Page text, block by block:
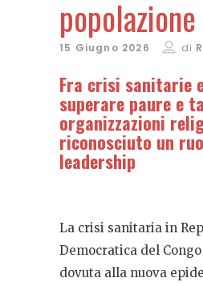
popolazione
15 Giugno 2026 di
Fra crisi sanitarie
superare paure e
organizzazioni
riconosciuto un
leadership
La crisi sanitaria in
Democratica del
dovuta alla nuova